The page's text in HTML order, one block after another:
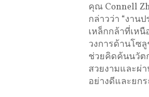
คุณ Connell
กล่าวว่า “งาน
เหล็กกล้าที่เห
วงการด้านโซ
ช่วยคิดค้นนวัต
สวยงามและผ่
อย่างดีและยก